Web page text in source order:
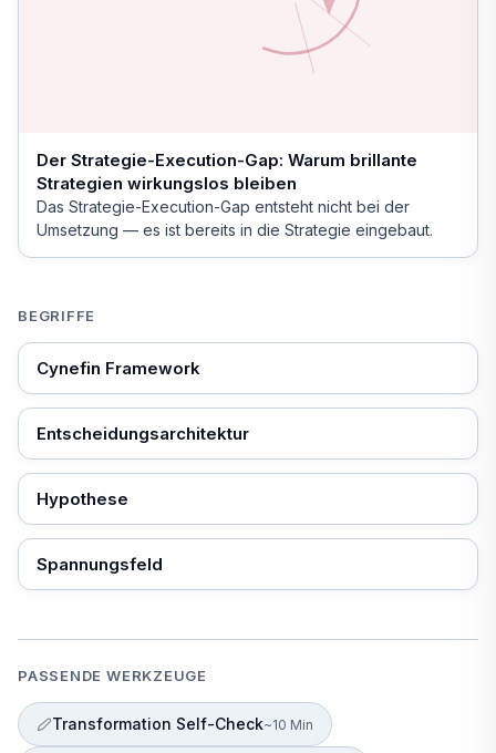
Der Strategie-Execution-Gap: Warum brillante
Strategien wirkungslos bleiben
Das Strategie-Execution-Gap entsteht nicht bei der
Umsetzung — es ist bereits in die Strategie eingebaut.
BEGRIFFE
Cynefin Framework
Entscheidungsarchitektur
Hypothese
Spannungsfeld
PASSENDE WERKZEUGE
Transformation Self-Check~10 Min